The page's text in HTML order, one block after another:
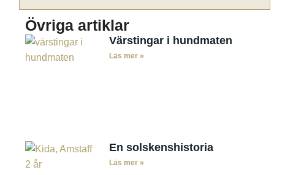
Övriga artiklar
Värstingar i hundmaten
Läs mer »
En solskenshistoria
Läs mer »